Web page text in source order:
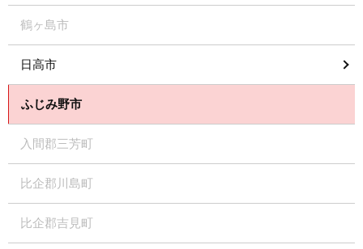
鶴ヶ島市
日高市
ふじみ野市
入間郡三芳町
比企郡川島町
比企郡吉見町